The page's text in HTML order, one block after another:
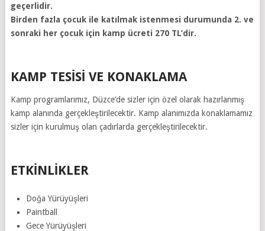
geçerlidir.
Birden fazla çocuk ile katılmak istenmesi durumunda 2. ve
sonraki her çocuk için kamp ücreti 270 TL’dir.
KAMP TESISI VE KONAKLAMA
Kamp programlarımız, Düzce’de sizler için özel olarak hazırlanmış
kamp alanında gerçekleştirilecektir. Kamp alanımızda konaklamamız
sizler için kurulmuş olan çadırlarda gerçekleştirilecektir.
ETKINLIKLER
Doğa Yürüyüşleri
Paintball
Gece Yürüyüşleri